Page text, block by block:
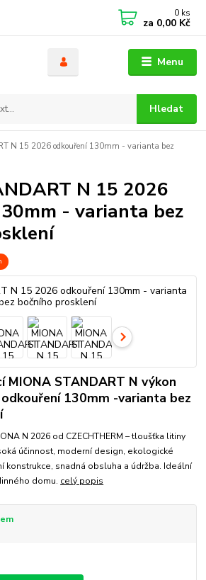
Menu
Hledat
0 ks
za 0,00 Kč
N 15 2026 odkouření 130mm - varianta bez
N 15 2026
- varianta bez
MIONA STANDART N výkon
130mm -varianta bez
N 2026 od CZECHTHERM – tloušťka litiny
účinnost, moderní design, ekologické
konstrukce, snadná obsluha a údržba. Ideální
domu. celý popis